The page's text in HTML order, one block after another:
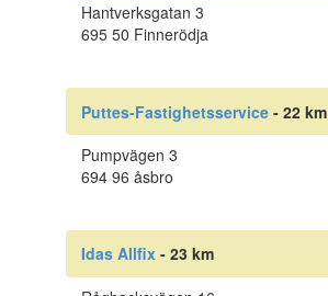
Hantverksgatan 3
695 50 Finnerödja
Puttes-Fastighetsservice- 22 km
Pumpvägen 3
694 96 åsbro
Idas Allfix- 23 km